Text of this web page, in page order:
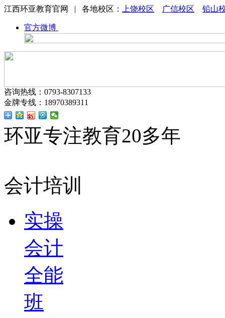
江西环亚教育官网 | 各地校区： 上饶校区 广信校区 铅山
官方微博
咨询热线：0793-8307133
金牌专线：18970389311
环亚专注教育20多年
会计培训
实操
会计
全能
班